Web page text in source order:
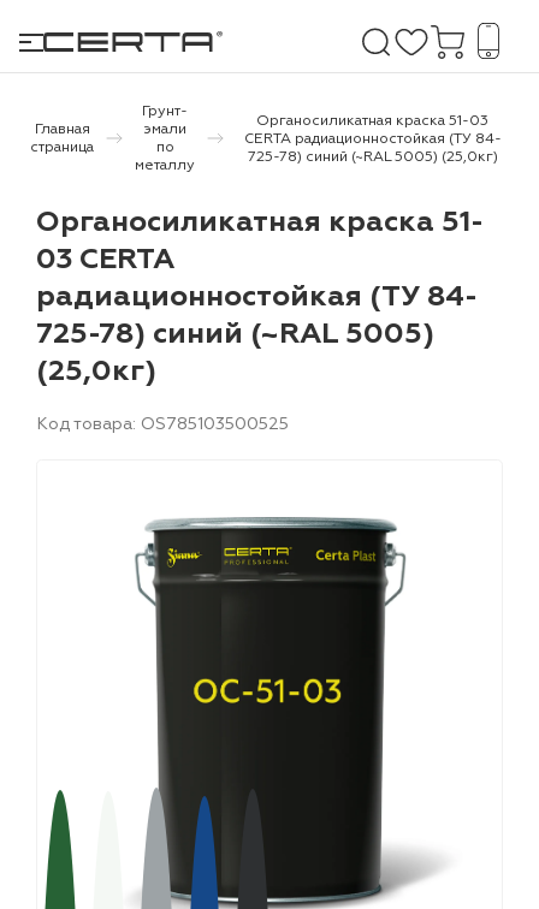
покрытия
и дачи
бетону,
металлу
и эмали
Главная
страница
Грунт-
эмали
по
металлу
Органосиликатная краска 51-03
CERTA радиационностойкая (ТУ 84-
725-78) синий (~RAL 5005) (25,0кг)
Органосиликатная краска 51-
03 CERTA
радиационностойкая (ТУ 84-
725-78) синий (~RAL 5005)
(25,0кг)
Код товара: OS785103500525